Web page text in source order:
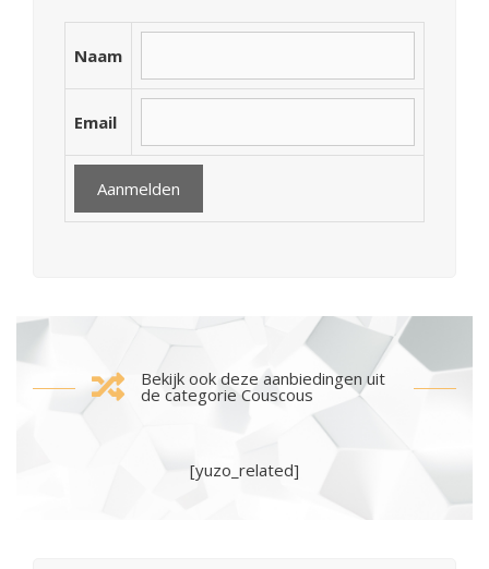
Naam
Email
Bekijk ook deze aanbiedingen uit
de categorie Couscous
[yuzo_related]